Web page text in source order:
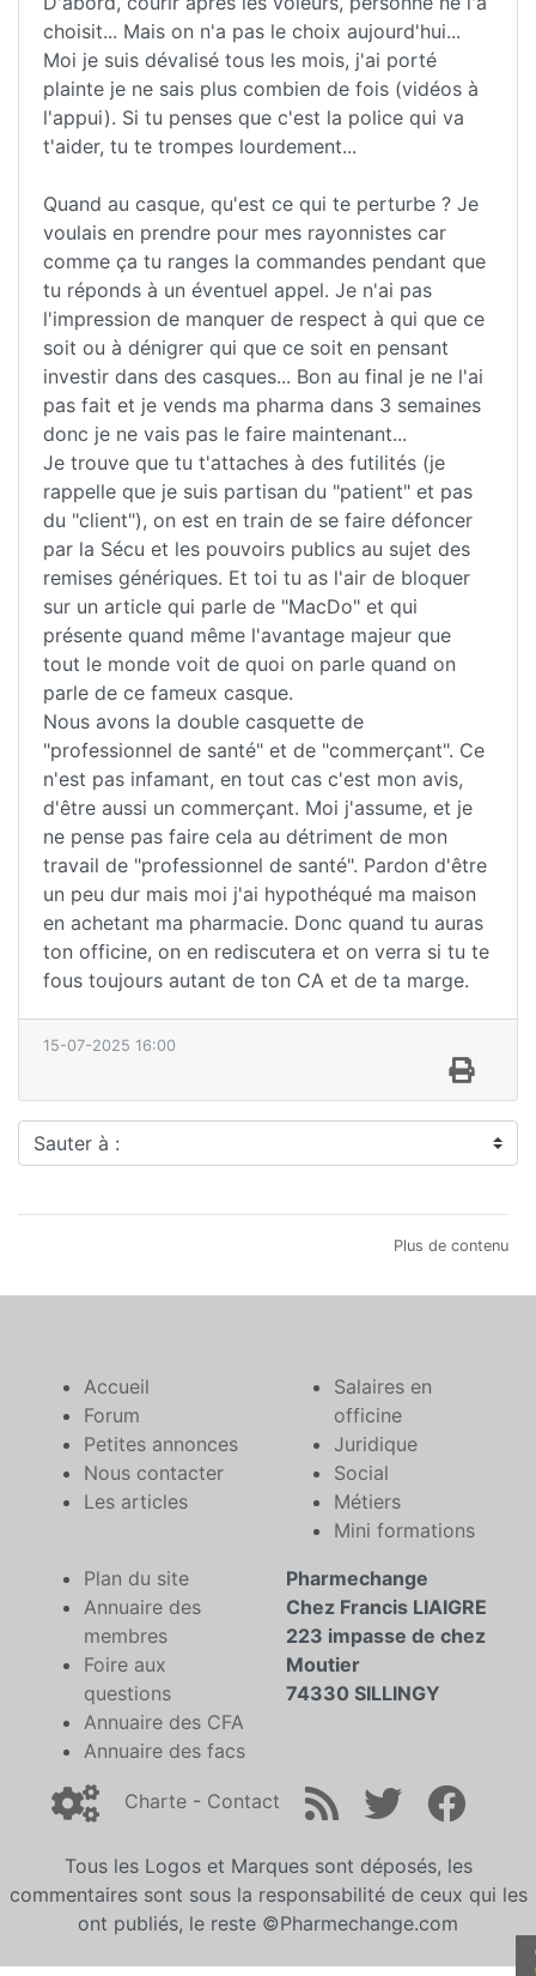
choisit... Mais on n'a pas le choix aujourd'hui...
Moi je suis dévalisé tous les mois, j'ai porté
plainte je ne sais plus combien de fois (vidéos à
l'appui). Si tu penses que c'est la police qui va
t'aider, tu te trompes lourdement...
Quand au casque, qu'est ce qui te perturbe ? Je
voulais en prendre pour mes rayonnistes car
comme ça tu ranges la commandes pendant que
tu réponds à un éventuel appel. Je n'ai pas
l'impression de manquer de respect à qui que ce
soit ou à dénigrer qui que ce soit en pensant
investir dans des casques... Bon au final je ne l'ai
pas fait et je vends ma pharma dans 3 semaines
donc je ne vais pas le faire maintenant...
Je trouve que tu t'attaches à des futilités (je
rappelle que je suis partisan du "patient" et pas
du "client"), on est en train de se faire défoncer
par la Sécu et les pouvoirs publics au sujet des
remises génériques. Et toi tu as l'air de bloquer
sur un article qui parle de "MacDo" et qui
présente quand même l'avantage majeur que
tout le monde voit de quoi on parle quand on
parle de ce fameux casque.
Nous avons la double casquette de
"professionnel de santé" et de "commerçant". Ce
n'est pas infamant, en tout cas c'est mon avis,
d'être aussi un commerçant. Moi j'assume, et je
ne pense pas faire cela au détriment de mon
travail de "professionnel de santé". Pardon d'être
un peu dur mais moi j'ai hypothéqué ma maison
en achetant ma pharmacie. Donc quand tu auras
ton officine, on en rediscutera et on verra si tu te
fous toujours autant de ton CA et de ta marge.
15-07-2025 16:00
Sauter à :
Plus de contenu
Accueil
Forum
Petites annonces
Nous contacter
Les articles
Salaires en
officine
Juridique
Social
Métiers
Mini formations
Plan du site
Annuaire des
membres
Foire aux
questions
Annuaire des CFA
Annuaire des facs
Pharmechange
Chez Francis LIAIGRE
223 impasse de chez
Moutier
74330 SILLINGY
Charte - Contact
Tous les Logos et Marques sont déposés, les
commentaires sont sous la responsabilité de ceux qui les
ont publiés, le reste ©Pharmechange.com